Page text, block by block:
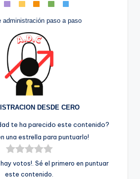
administración paso a paso
DESDE CERO
te ha parecido este contenido?
una estrella para puntuarlo!
votos!. Sé el primero en puntuar
este contenido.